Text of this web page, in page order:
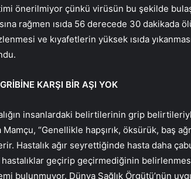
önerilmiyor çünkü virüsün bu şekilde
rağmen ısıda 56 derecede 30 dakikada
ve kıyafetlerin yüksek ısıda
KARŞI BİR AŞI YOK
insanlardaki belirtilerinin grip
Mamçu, “Genellikle hapşırık, öksürük, baş
Hastalık ağır seyrettiğinde hasta daha
geçirip geçirmediğinin
bulunmuyor. Dünya Sağlık Örgütü’nün